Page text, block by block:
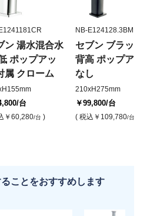
ン 湯水混合水
ポップアッ
属 クローム
/台
￥60,280/台 )
NB-E124128.3BM
セブン ブラック
背高 ポップアッ
なし
210xH275mm
￥99,800/台
( 税込 ￥109,780/台
ことをおすすめします